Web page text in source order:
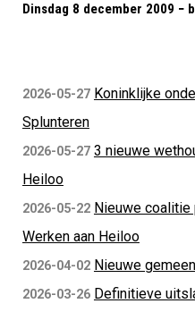
Dinsdag 8 december 2009 −
2026-05-27 Koninklijke
Splunteren
2026-05-27 3 nieuwe
Heiloo
2026-05-22 Nieuwe coalitie
Werken aan Heiloo
2026-04-02 Nieuwe
2026-03-26 Definitieve